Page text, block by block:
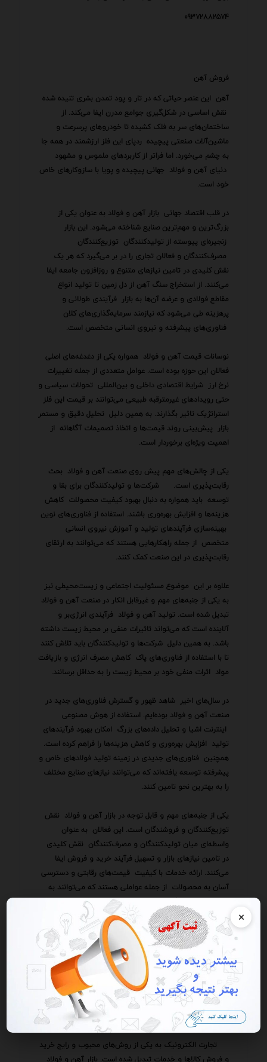
×
09372882574
فروش آهن
آهن این عنصر حیاتی که در تار و پود تمدن بشری تنیده شده
نقش اساسی در شکل‌گیری جوامع مدرن ایفا می‌کند. از
ساختمان‌های سر به فلک کشیده تا خودروهای پرسرعت و
ماشین‌آلات صنعتی پیچیده ردپای این فلز ارزشمند در همه جا
به چشم می‌خورد. اما فراتر از کاربردهای ملموس و مشهود
دنیای آهن و فولاد جهانی پیچیده و پویا با سازوکارهای خاص
خود است.
در قلب اقتصاد جهانی بازار آهن و فولاد به عنوان یکی از
بزرگ‌ترین و مهم‌ترین صنایع شناخته می‌شود. این بازار
زنجیره‌ای پیوسته از تولیدکنندگان توزیع‌کنندگان
مصرف‌کنندگان و فعالان تجاری را در بر می‌گیرد که هر یک
نقش کلیدی در تامین نیازهای متنوع و روزافزون جامعه ایفا
می‌کنند. از استخراج سنگ آهن از دل زمین تا تولید انواع
مقاطع فولادی و عرضه آن‌ها به بازار فرآیندی طولانی و
پرهزینه طی می‌شود که نیازمند سرمایه‌گذاری‌های کلان
فناوری‌های پیشرفته و نیروی انسانی متخصص است.
نوسانات قیمت آهن و فولاد همواره یکی از دغدغه‌های اصلی
فعالان این حوزه بوده است. عوامل متعددی از جمله تغییرات
نرخ ارز شرایط اقتصادی داخلی و بین‌المللی تحولات سیاسی و
حتی رویدادهای غیرمترقبه طبیعی می‌توانند بر قیمت این فلز
استراتژیک تاثیر بگذارند. به همین دلیل تحلیل دقیق و مستمر
بازار پیش‌بینی روند قیمت‌ها و اتخاذ تصمیمات آگاهانه از
اهمیت ویژه‌ای برخوردار است.
یکی از چالش‌های مهم پیش روی صنعت آهن و فولاد بحث
رقابت‌پذیری است. شرکت‌ها و تولیدکنندگان برای بقا و
توسعه باید همواره به دنبال بهبود کیفیت محصولات کاهش
هزینه‌ها و افزایش بهره‌وری باشند. استفاده از فناوری‌های نوین
بهینه‌سازی فرآیندهای تولید و آموزش نیروی انسانی
متخصص از جمله راهکارهایی هستند که می‌توانند به ارتقای
رقابت‌پذیری در این صنعت کمک کنند.
علاوه بر این موضوع مسئولیت اجتماعی و زیست‌محیطی نیز
به یکی از جنبه‌های مهم و غیرقابل انکار در صنعت آهن و فولاد
تبدیل شده است. تولید آهن و فولاد فرآیندی انرژی‌بر و
آلاینده است که می‌تواند تاثیرات منفی بر محیط زیست داشته
باشد. به همین دلیل شرکت‌ها و تولیدکنندگان باید تلاش کنند
تا با استفاده از فناوری‌های پاک کاهش مصرف انرژی و بازیافت
مواد اثرات منفی خود بر محیط زیست را به حداقل برسانند.
در سال‌های اخیر شاهد ظهور و گسترش فناوری‌های جدید در
صنعت آهن و فولاد بوده‌ایم. استفاده از هوش مصنوعی
اینترنت اشیا و تحلیل داده‌های بزرگ امکان بهبود فرآیندهای
تولید افزایش بهره‌وری و کاهش هزینه‌ها را فراهم کرده است.
همچنین فناوری‌های جدیدی در زمینه تولید فولادهای خاص و
پیشرفته توسعه یافته‌اند که می‌توانند نیازهای صنایع مختلف
را به بهترین نحو تامین کنند.
یکی از جنبه‌های مهم و قابل توجه در بازار آهن و فولاد نقش
توزیع‌کنندگان و فروشندگان است. این فعالان به عنوان
واسطه‌ای میان تولیدکنندگان و مصرف‌کنندگان نقش کلیدی
در تامین نیازهای بازار و تسهیل فرآیند خرید و فروش ایفا
می‌کنند. ارائه خدمات با کیفیت قیمت‌های رقابتی و دسترسی
آسان به محصولات از جمله عواملی هستند که می‌توانند به
موفقیت فروشندگان آهن کمک کنند.
علاوه بر این بازاریابی و تبلیغات نیز نقش مهمی در جذب
مشتری و افزایش فروش آهن دارند. استفاده از روش‌های نوین
بازاریابی حضور فعال در شبکه‌های اجتماعی و ارائه محتوای
جذاب و informative می‌تواند به ایجاد آگاهی از برند و افزایش
وفاداری مشتریان کمک کند. همچنین ارائه خدمات مشاوره
فنی و پشتیبانی پس از فروش نیز می‌تواند به افزایش رضایت
مشتریان و ایجاد روابط بلندمدت با آن‌ها منجر شود.
تجارت الکترونیک به یکی از روش‌های محبوب و رایج خرید
و فروش کالاها و خدمات تبدیل شده است. بازار آهن و فولاد